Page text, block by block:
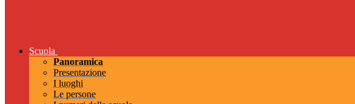
Scuola
Panoramica
Presentazione
I luoghi
Le persone